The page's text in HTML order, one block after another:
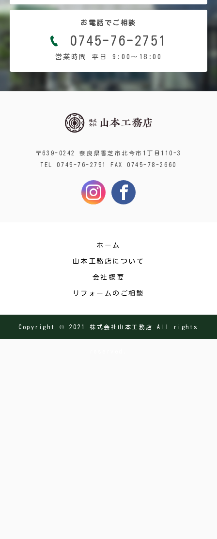
お電話でご相談
0745-76-2751
営業時間 平日 9:00〜18:00
〒639-0242 奈良県香芝市北今市1丁目110-3
TEL 0745-76-2751 FAX 0745-78-2660
ホーム
山本工務店について
会社概要
リフォームのご相談
Copyright © 2021 株式会社山本工務店 All rights